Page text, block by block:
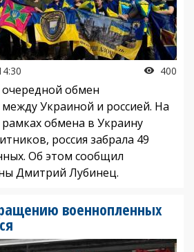
400
очередной обмен
Украиной и россией. На
обмена в Украину
россия забрала 49
Об этом сообщил
Дмитрий Лубинец.
военнопленных